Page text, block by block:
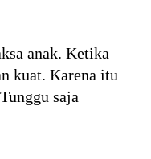
anak. Ketika
kuat. Karena itu
saja